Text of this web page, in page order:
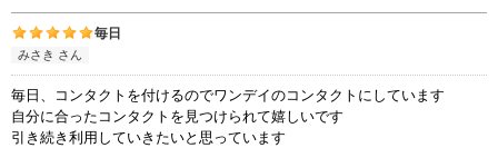
毎日
みさき さん
毎日、コンタクトを付けるのでワンデイのコンタクトにしています
自分に合ったコンタクトを見つけられて嬉しいです
引き続き利用していきたいと思っています